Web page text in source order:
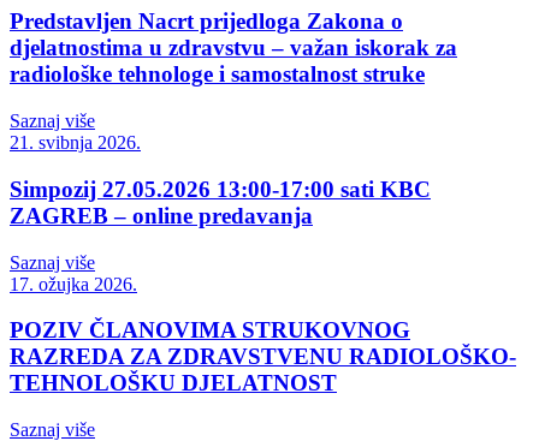
Predstavljen Nacrt prijedloga Zakona o
djelatnostima u zdravstvu – važan iskorak za
radiološke tehnologe i samostalnost struke
Saznaj više
21. svibnja 2026.
Simpozij 27.05.2026 13:00-17:00 sati KBC
ZAGREB – online predavanja
Saznaj više
17. ožujka 2026.
POZIV ČLANOVIMA STRUKOVNOG
RAZREDA ZA ZDRAVSTVENU RADIOLOŠKO-
TEHNOLOŠKU DJELATNOST
Saznaj više